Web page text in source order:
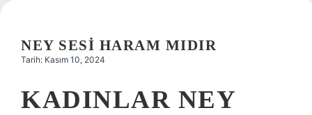
Hakkımızda
NEY SESI HARAM MIDIR
Tarih: Kasım 10, 2024
KADINLAR NEY